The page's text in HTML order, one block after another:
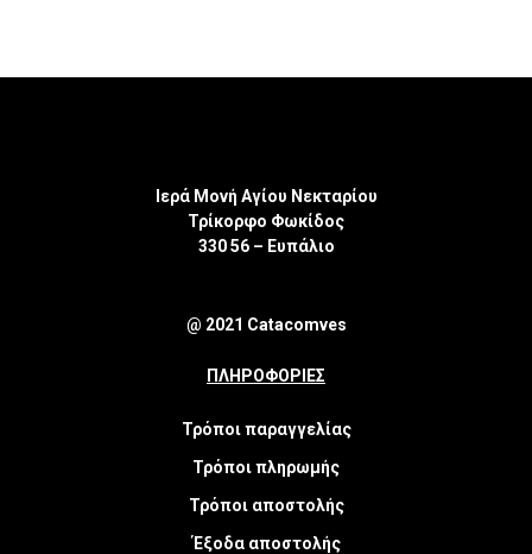
Ιερά Μονή Αγίου Νεκταρίου
Τρίκορφο Φωκίδος
330 56 – Ευπάλιο
@ 2021 Catacomves
ΠΛΗΡΟΦΟΡΙΕΣ
Τρόποι παραγγελίας
Τρόποι πληρωμής
Τρόποι αποστολής
Έξοδα αποστολής